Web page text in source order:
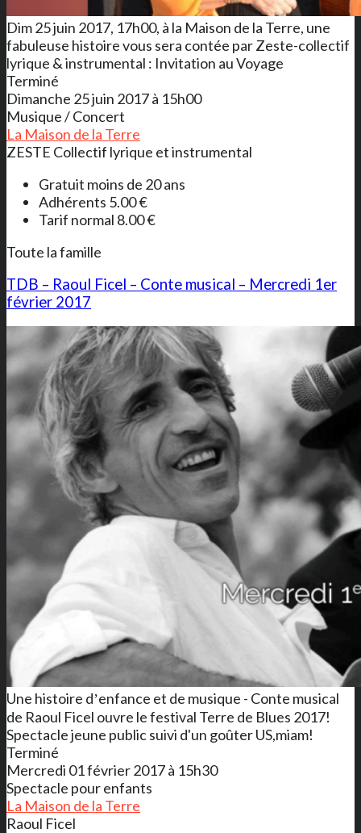
Dim 25 juin 2017, 17h00, à la Maison de la Terre, une
fabuleuse histoire vous sera contée par Zeste-collectif
lyrique & instrumental : Invitation au Voyage
Terminé
Dimanche 25 juin 2017 à 15h00
Musique / Concert
La Maison de la Terre
ZESTE Collectif lyrique et instrumental
Gratuit moins de 20 ans
Adhérents 5.00 €
Tarif normal 8.00 €
Toute la famille
TDB – Raoul Ficel – Conte musical – Mercredi 1er
février 2017
Une histoire dʼenfance et de musique - Conte musical
de Raoul Ficel ouvre le festival Terre de Blues 2017!
Spectacle jeune public suivi d'un goûter US,miam!
Terminé
Mercredi 01 février 2017 à 15h30
Spectacle pour enfants
La Maison de la Terre
Raoul Ficel